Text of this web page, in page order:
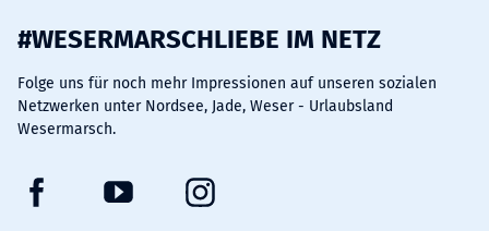
#WESERMARSCHLIEBE IM NETZ
Folge uns für noch mehr Impressionen auf unseren sozialen
Netzwerken unter Nordsee, Jade, Weser - Urlaubsland
Wesermarsch.
F
Y
I